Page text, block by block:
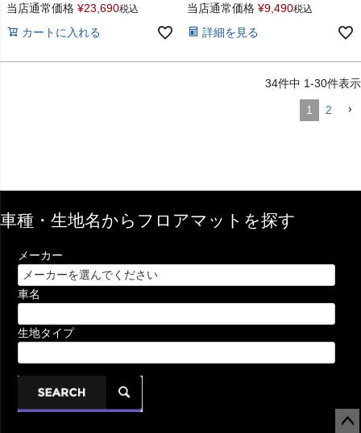
当店通常価格 ¥23,690税込
カートに入れる
当店通常価格 ¥9,490税込
詳細を見る
34件中 1-30件表示
1 2
車種・生地名からフロアマットを探す
メーカー
車名
生地タイプ